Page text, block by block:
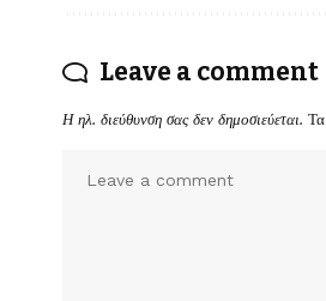
Leave a comment
Η ηλ. διεύθυνση σας δεν δημοσιεύεται. Τα